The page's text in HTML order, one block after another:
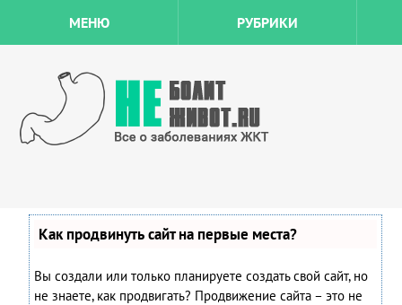
МЕНЮ РУБРИКИ
Как продвинуть сайт на первые места?
Вы создали или только планируете создать свой сайт, но
не знаете, как продвигать? Продвижение сайта – это не